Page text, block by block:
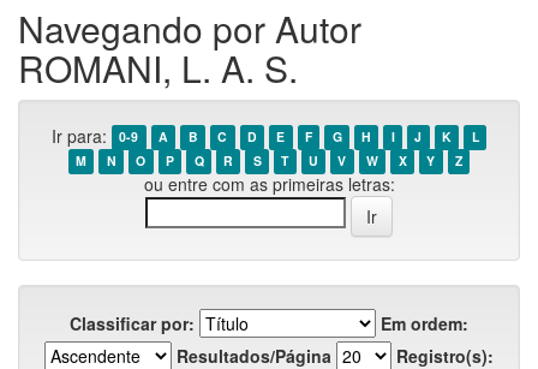
Navegando por Autor
ROMANI, L. A. S.
Ir para: 0-9 A B C D E F G H I J K
L
M
N O P Q R S T U V W X Y Z
ou entre com as primeiras letras:
Classificar por:
Em ordem:
Resultados/Página
Registro(s):